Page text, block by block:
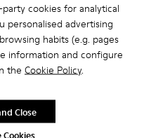
cookies for analytical
personalised advertising
habits (e.g. pages
information and configure
the Cookie Policy.
Close
SNEAKERȘI MARO GRI PENTRU FEMEI
reducere
noastre, te vei bucura de
acces timpuriu, invitații la